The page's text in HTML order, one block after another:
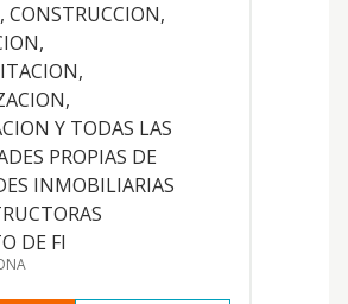
CONSTRUCCION,
Y TODAS LAS
PROPIAS DE
INMOBILIARIAS
DE FI